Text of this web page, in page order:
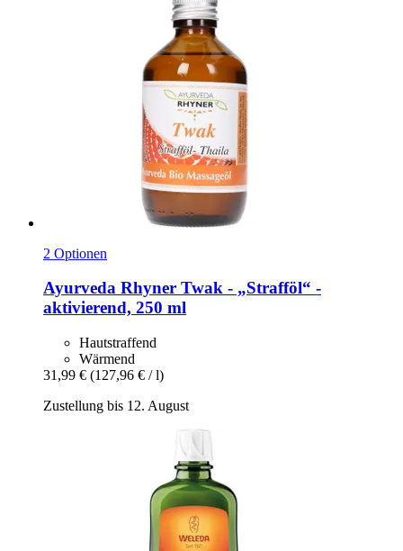
2 Optionen
Ayurveda Rhyner Twak -​ „Strafföl“ -​
aktivierend, 250 ml
Hautstraffend
Wärmend
31,99 € (127,96 € / l)
Zustellung bis 12. August